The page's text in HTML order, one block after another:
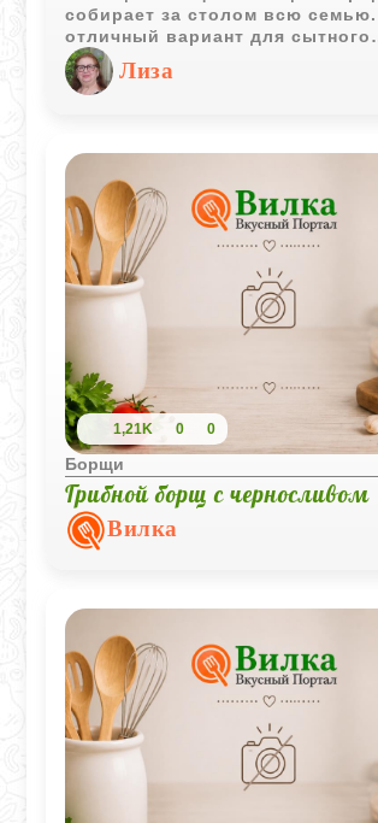
собирает за столом всю
отличный вариант для сытного
домашнего обеда, который
лишних хлопот и долгих часов
Секрет этого рецепта кроется в
делая суп невероятно
Борщ получается в меру
очень аппетитным.
Лиза
1,21K 0 0
Борщи
Грибной борщ с черносливом
Вилка